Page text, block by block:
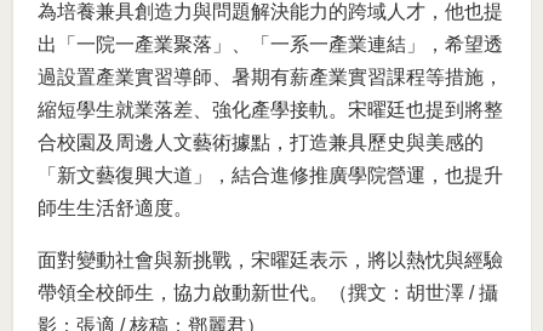
為培養兼具創造力與問題解決能力的跨域人才，他也提
出「一院一產業聚落」、「一系一產業連結」，希望透
過設置產業實習導師、暑期有薪產業實習課程等措施，
縮短學生就業落差、強化產學接軌。宋曜廷也提到將整
合校園及周邊人文藝術據點，打造兼具歷史與美感的
「新文藝復興大道」，結合進修推廣學院營運，也提升
師生生活舒適度。
面對變動社會與新挑戰，宋曜廷表示，將以熱忱與經驗
帶領全校師生，協力啟動新世代。（撰文：胡世澤 / 攝
影：張適 / 核稿：鄧麗君）